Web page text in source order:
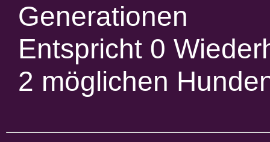
Generationen
Entspricht 0
2 möglichen